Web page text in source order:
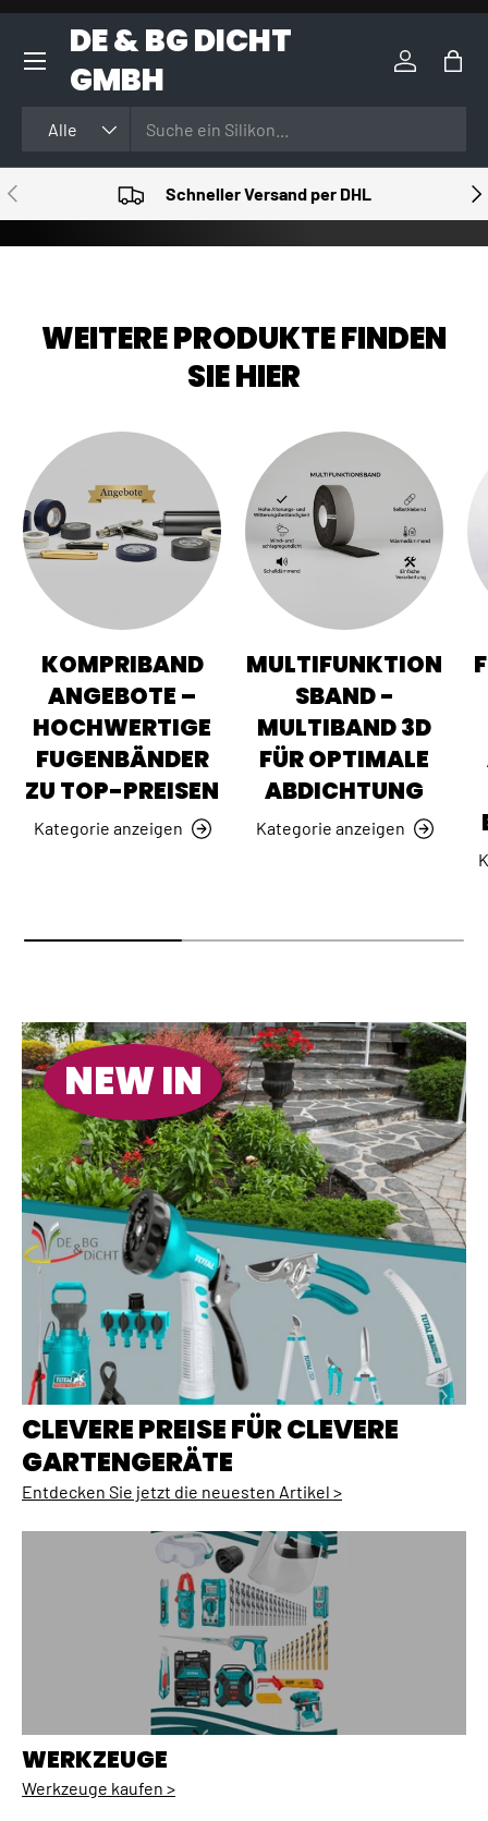
DIREKT ZUM INHALT
DE & BG DICHT
GMBH
Alle
Einloggen
VORHERIGE Schneller Versand per DHL
WEITERE PRODUKTE FINDEN
SIE HIER
KOMPRIBAND
ANGEBOTE –
HOCHWERTIGE
FUGENBÄNDER
ZU TOP-PREISEN
Kategorie anzeigen
MULTIFUNKTION
SBAND -
MULTIBAND 3D
FÜR OPTIMALE
ABDICHTUNG
Kategorie anzeigen
NEW IN
CLEVERE PREISE FÜR CLEVERE
GARTENGERÄTE
Entdecken Sie jetzt die neuesten Artikel >
WERKZEUGE
Werkzeuge kaufen >